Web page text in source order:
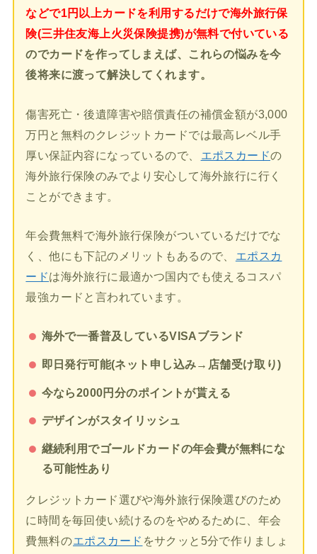
などで1円以上カードを利用するだけで海外旅行保
険(三井住友海上火災保険提携)が無料で付いている
のでカードを作ってしまえば、これらの悩みを今
後将来に渡って解決してくれます。
傷害死亡・後遺障害や賠償責任の補償金額が3,000
万円と無料のクレジットカードでは最高レベル手
厚い保証内容になっているので、
エポスカードの
海外旅行保険のみでより安心して海外旅行に行く
ことができます。
年会費無料で海外旅行保険がついているだけでな
く、他にも下記のメリットもあるので、
エポスカ
ードは海外旅行に最適かつ国内でも使えるコスパ
最強カードと言われています。
海外で一番普及しているVISAブランド
即日発行可能(ネット申し込み→店舗受け取り)
今なら2000円分のポイントが貰える
デザインがスタイリッシュ
継続利用でゴールドカードの年会費が無料にな
る可能性あり
クレジットカード選びや海外旅行保険選びのため
に時間を毎回使い続けるのをやめるために、年会
費無料のエポスカード をサクッと5分で作りましょ